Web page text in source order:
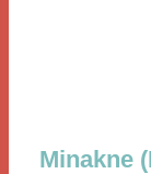
Minakne